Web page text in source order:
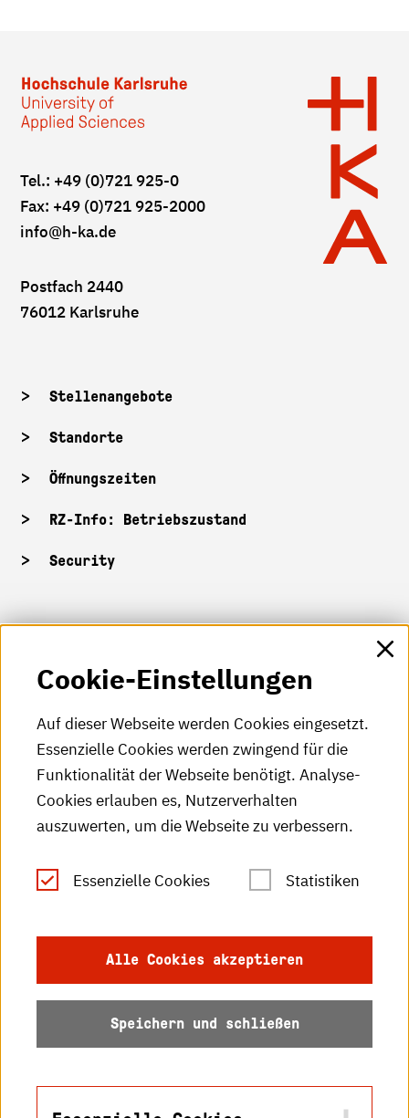
Tel.: +49 (0)721 925-0
Fax: +49 (0)721 925-2000
info@h-ka.de
Postfach 2440
76012 Karlsruhe
Stellenangebote
Standorte
Öffnungszeiten
RZ-Info: Betriebszustand
Security
HKA-Shop
HKA-Videos
HKA-Podcast
HKA-Publikationen
RSS-Feed
Leichte Sprache
Datenschutz
Barrierefreiheit
Cookie-Einstellungen
Auf dieser Webseite werden Cookies eingesetzt.
Essenzielle Cookies werden zwingend für die
Funktionalität der Webseite benötigt. Analyse-
Cookies erlauben es, Nutzerverhalten
auszuwerten, um die Webseite zu verbessern.
Essenzielle Cookies Statistiken
Alle Cookies akzeptieren
Speichern und schließen